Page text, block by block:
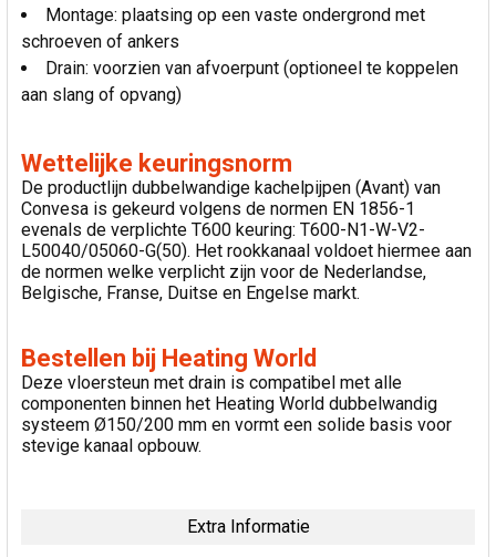
Montage: plaatsing op een vaste ondergrond met
schroeven of ankers
Drain: voorzien van afvoerpunt (optioneel te koppelen
aan slang of opvang)
Wettelijke keuringsnorm
De productlijn dubbelwandige kachelpijpen (Avant) van
Convesa is gekeurd volgens de normen EN 1856-1
evenals de verplichte T600 keuring: T600-N1-W-V2-
L50040/05060-G(50). Het rookkanaal voldoet hiermee aan
de normen welke verplicht zijn voor de Nederlandse,
Belgische, Franse, Duitse en Engelse markt.
Bestellen bij Heating World
Deze vloersteun met drain is compatibel met alle
componenten binnen het Heating World dubbelwandig
systeem Ø150/200 mm en vormt een solide basis voor
stevige kanaal opbouw.
Extra Informatie